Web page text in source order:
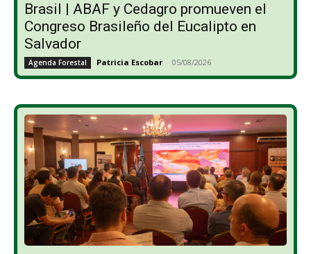
Brasil | ABAF y Cedagro promueven el
Congreso Brasileño del Eucalipto en
Salvador
Agenda Forestal Patricia Escobar - 05/08/2026